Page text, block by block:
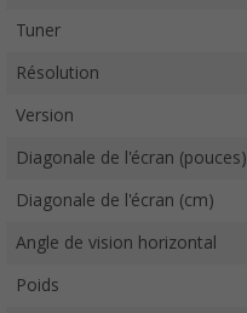
Tuner
Résolution
Version
Diagonale de l'écran (pouces)
Diagonale de l'écran (cm)
Angle de vision horizontal
Poids